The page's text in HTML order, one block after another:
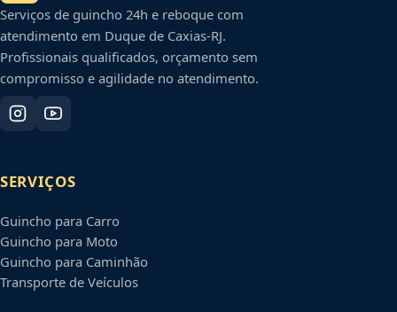
Serviços de guincho 24h e reboque com
atendimento em Duque de Caxias-RJ.
Profissionais qualificados, orçamento sem
compromisso e agilidade no atendimento.
SERVIÇOS
Guincho para Carro
Guincho para Moto
Guincho para Caminhão
Transporte de Veículos